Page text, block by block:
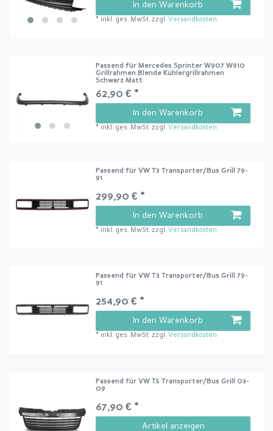
In den Warenkorb
* inkl. ges. MwSt. zzgl. Versandkosten
Passend für Mercedes Sprinter W907 W910
Grillrahmen Blende Kühlergrillrahmen
Schwarz Matt
62,90 € *
In den Warenkorb
* inkl. ges. MwSt. zzgl. Versandkosten
Passend für VW T3 Transporter/Bus Grill 79-
91
299,90 € *
In den Warenkorb
* inkl. ges. MwSt. zzgl. Versandkosten
Passend für VW T3 Transporter/Bus Grill 79-
91
254,90 € *
In den Warenkorb
* inkl. ges. MwSt. zzgl. Versandkosten
Passend für VW T5 Transporter/Bus Grill 03-
09
67,90 € *
Artikel anzeigen